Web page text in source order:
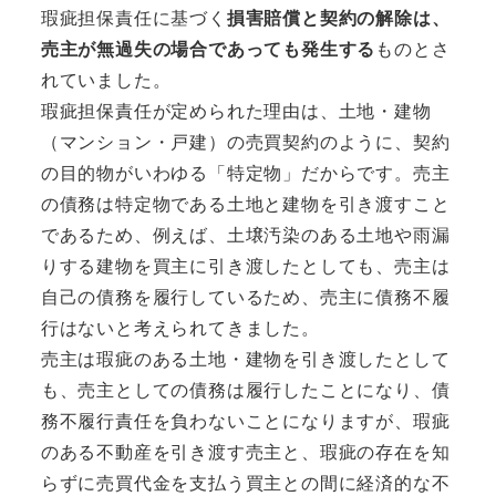
瑕疵担保責任に基づく 損害賠償と契約の解除は、
売主が無過失の場合であっても発生する ものとさ
れていました。
瑕疵担保責任が定められた理由は、土地・建物
（マンション・戸建）の売買契約のように、契約
の目的物がいわゆる「特定物」だからです。売主
の債務は特定物である土地と建物を引き渡すこと
であるため、例えば、土壌汚染のある土地や雨漏
りする建物を買主に引き渡したとしても、売主は
自己の債務を履行しているため、売主に債務不履
行はないと考えられてきました。
売主は瑕疵のある土地・建物を引き渡したとして
も、売主としての債務は履行したことになり、債
務不履行責任を負わないことになりますが、瑕疵
のある不動産を引き渡す売主と、瑕疵の存在を知
らずに売買代金を支払う買主との間に経済的な不